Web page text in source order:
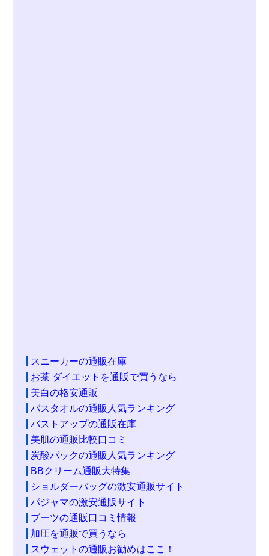
スニーカーの通販在庫
お茶 ダイエットを通販で買うなら
美白の格安通販
バスタオルの通販人気ランキング
バストアップの通販在庫
美肌の通販比較口コミ
炭酸パックの通販人気ランキング
BBクリーム通販大特集
ショルダーバッグの激安通販サイト
パジャマの激安通販サイト
ブーツの通販口コミ情報
加圧を通販で買うなら
スウェットの通販お勧めはここ！